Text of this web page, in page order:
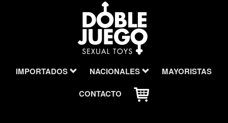
IMPORTADOS NACIONALES MAYORISTAS
CONTACTO